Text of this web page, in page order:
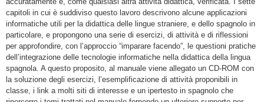
capitoli in cui è suddiviso questo lavoro descrivono alcune applicazioni
informatiche utili per la didattica delle lingue straniere, e dello spagnolo in
particolare, e propongono una serie di esercizi, di attività e di riflessioni
per approfondire, con l’approccio “imparare facendo”, le questioni pratiche
dell’integrazione delle tecnologie informatiche nella didattica della lingua
spagnola. A questo proposito, al manuale viene allegato un CD-ROM con
la soluzione degli esercizi, l’esemplificazione di attività proponibili in
classe, i link a molti siti di interesse e un ipertesto in spagnolo che